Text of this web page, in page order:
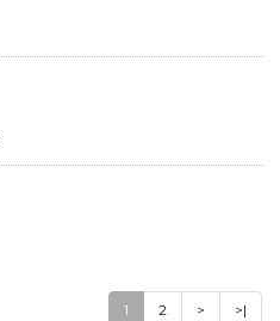
1 2 > >|